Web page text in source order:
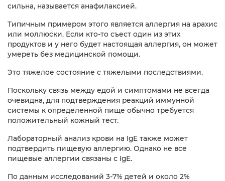
сильна, называется анафилаксией.
Типичным примером этого является аллергия на арахис
или моллюски. Если кто-то съест один из этих
продуктов и у него будет настоящая аллергия, он может
умереть без медицинской помощи.
Это тяжелое состояние с тяжелыми последствиями.
Поскольку связь между едой и симптомами не всегда
очевидна, для подтверждения реакций иммунной
системы к определенной пище обычно требуется
положительный кожный тест.
Лабораторный анализ крови на IgE также может
подтвердить пищевую аллергию. Однако не все
пищевые аллергии связаны с IgE.
По данным исследований 3-7% детей и около 2%